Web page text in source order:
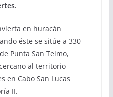
en huracán
éste se sitúe a 330
Punta San Telmo,
al territorio
en Cabo San Lucas
II.